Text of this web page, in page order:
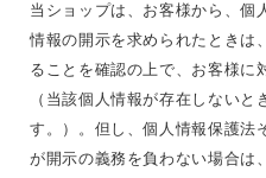
当ショップは、お客様から、個
情報の開示を求められたときは
ることを確認の上で、お客様に
（当該個人情報が存在しない
す。）。但し、個人情報保護法
が開示の義務を負わない場合は